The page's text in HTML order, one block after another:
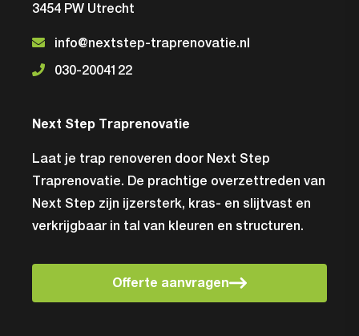
3454 PW Utrecht
info@nextstep-traprenovatie.nl
030-2004122
Next Step Traprenovatie
Laat je trap renoveren door Next Step
Traprenovatie. De prachtige overzettreden van
Next Step zijn ijzersterk, kras- en slijtvast en
verkrijgbaar in tal van kleuren en structuren.
Offerte aanvragen